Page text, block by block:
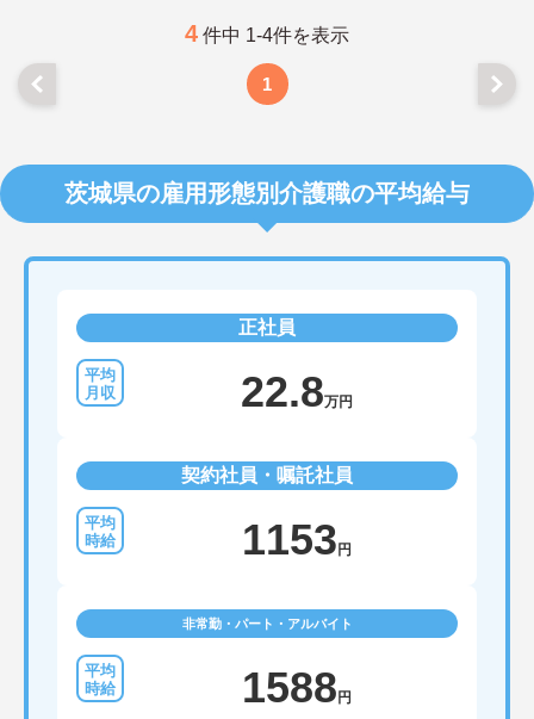
4 件中 1-4件を表示
1
茨城県の雇用形態別介護職の平均給与
正社員
22.8万円
契約社員・嘱託社員
1153 円
非常勤・パート・アルバイト
1588 円